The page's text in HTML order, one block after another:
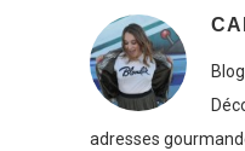
adresses